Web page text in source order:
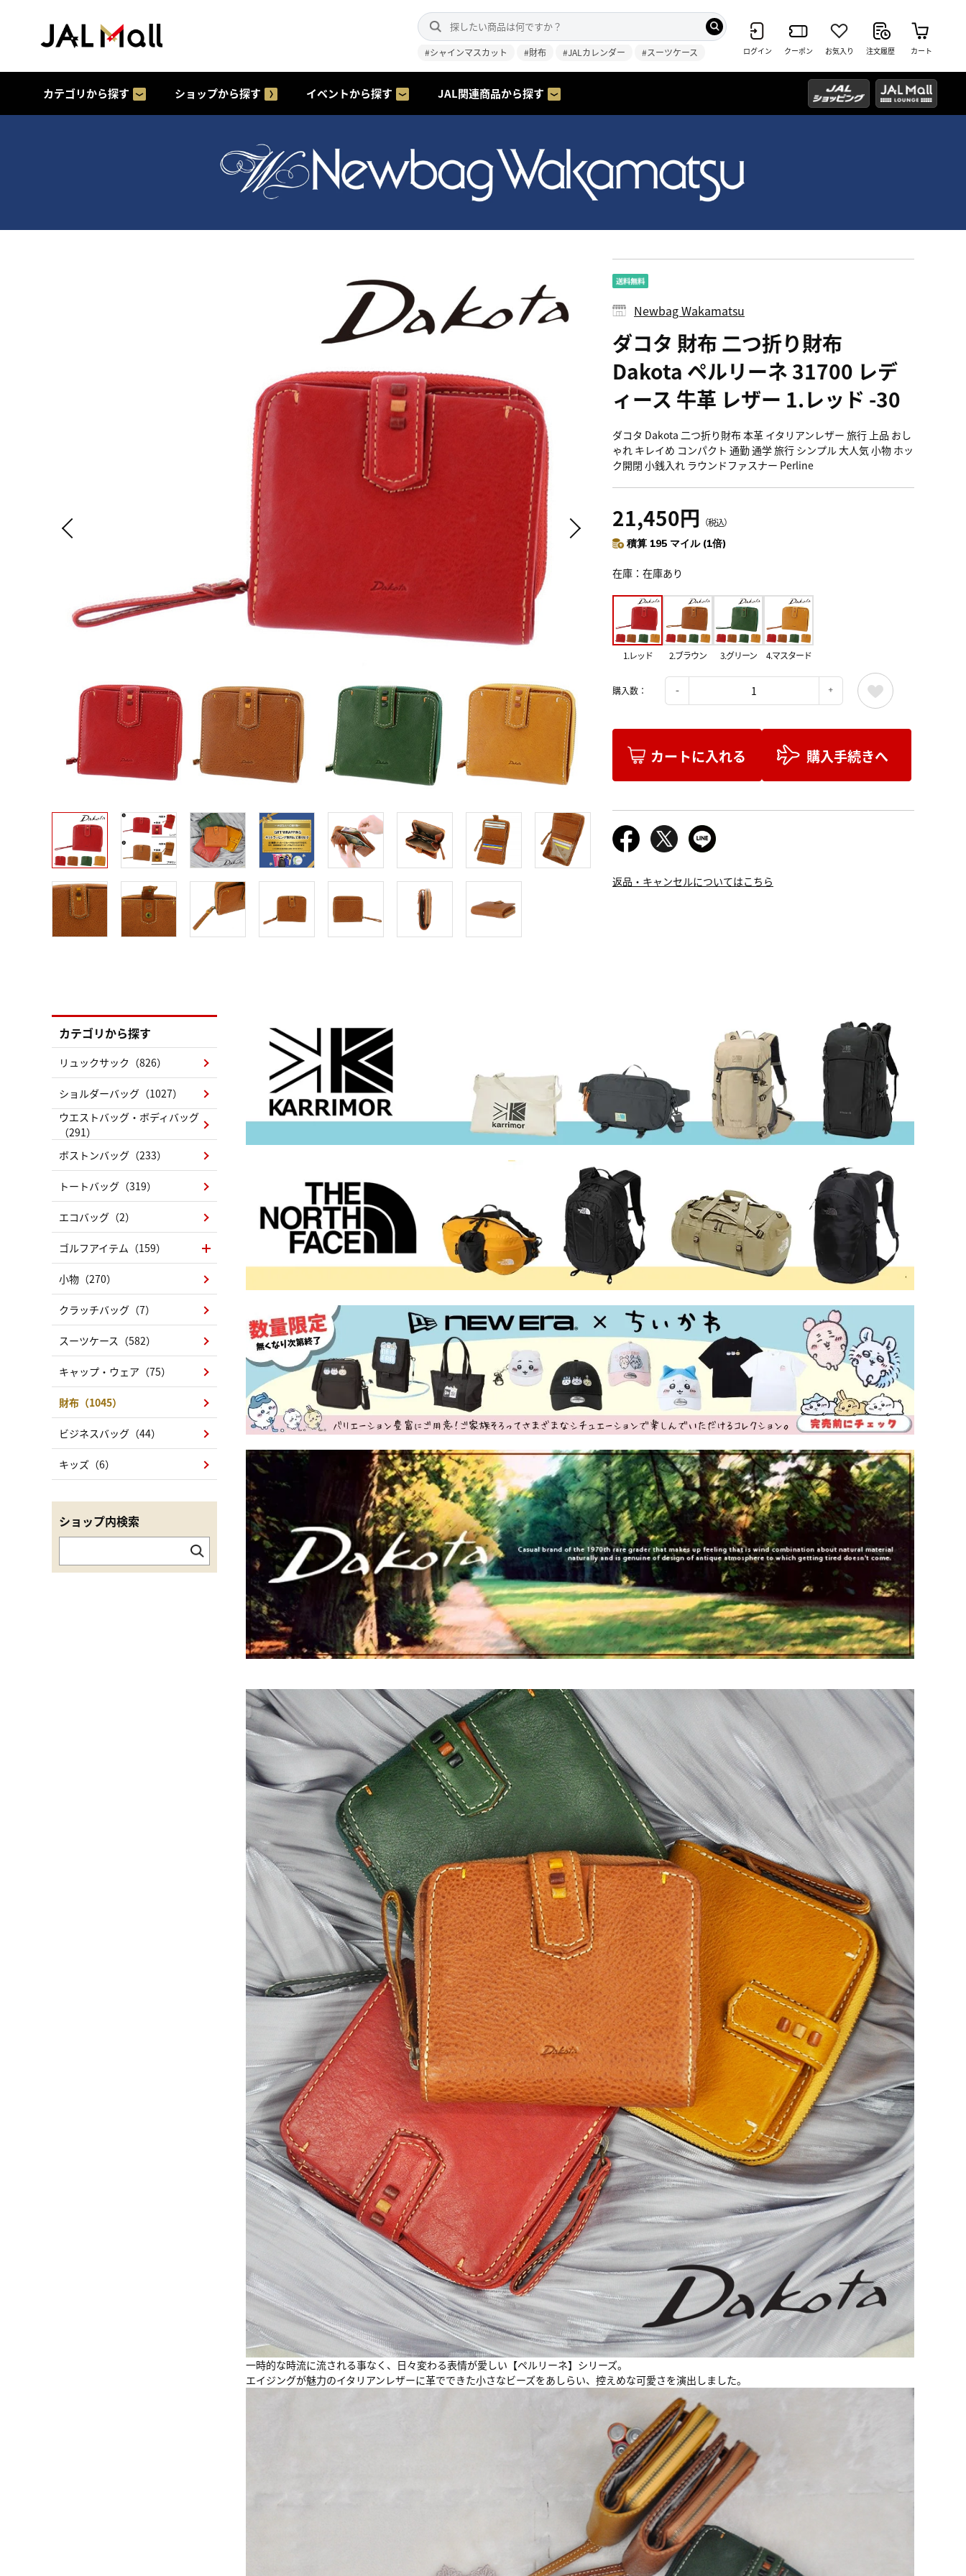
#シャインマスカット #財布 #JALカレンダー #スーツケース ログイン クーポン お気入り 注文履歴 カート
カテゴリから探す ショップから探す イベントから探す JAL関連商品から探す
Newbag Wakamatsu
ダコタ 財布 二つ折り財布
Dakota ペルリーネ 31700 レデ
ィース 牛革 レザー 1.レッド -30
ダコタ Dakota 二つ折り財布 本革 イタリアンレザー 旅行 上品 おし
ゃれ キレイめ コンパクト 通勤 通学 旅行 シンプル 大人気 小物 ホッ
ク開閉 小銭入れ ラウンドファスナー Perline
21,450円 （税込）
積算 195 マイル (1倍)
在庫 在庫あり
1.レッド 2.ブラウン 3.グリーン 4.マスタード
購入数：
カートに入れる 購入手続きへ
返品・キャンセルについてはこちら
一時的な時流に流される事なく、日々変わる表情が愛しい【ペルリーネ】シリーズ。
エイジングが魅力のイタリアンレザーに革でできた小さなビーズをあしらい、控えめな可愛さを演出しました。
カテゴリから探す
リュックサック（826）
ショルダーバッグ（1027）
ウエストバッグ・ボディバッグ
（291）
ボストンバッグ（233）
トートバッグ（319）
エコバッグ（2）
ゴルフアイテム（159）
小物（270）
クラッチバッグ（7）
スーツケース（582）
キャップ・ウェア（75）
財布（1045）
ビジネスバッグ（44）
キッズ（6）
ショップ内検索